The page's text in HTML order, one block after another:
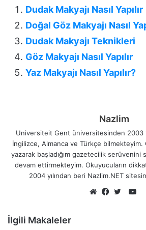
Dudak Makyajı Nasıl Yapılır
Doğal Göz Makyajı Nasıl
Dudak Makyajı Teknikleri
Göz Makyajı Nasıl Yapılır
Yaz Makyajı Nasıl Yapılır?
Nazlim
Universiteit Gent üniversitesinden 2003
İngilizce, Almanca ve Türkçe bilmekteyim.
yazarak başladığım gazetecilik
devam ettirmekteyim. Okuyucuların
2004 yılından beri Nazlim.NET
İlgili Makaleler